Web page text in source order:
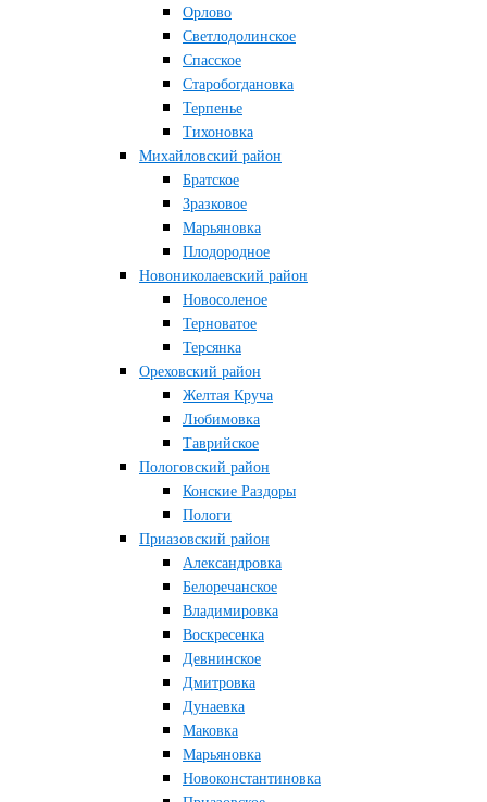
Орлово
Светлодолинское
Спасское
Старобогдановка
Терпенье
Тихоновка
Михайловский район
Братское
Зразковое
Марьяновка
Плодородное
Новониколаевский район
Новосоленое
Терноватое
Терсянка
Ореховский район
Желтая Круча
Любимовка
Таврийское
Пологовский район
Конские Раздоры
Пологи
Приазовский район
Александровка
Белоречанское
Владимировка
Воскресенка
Девнинское
Дмитровка
Дунаевка
Маковка
Марьяновка
Новоконстантиновка